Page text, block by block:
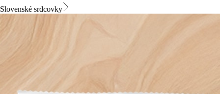
Slovenské srdcovky